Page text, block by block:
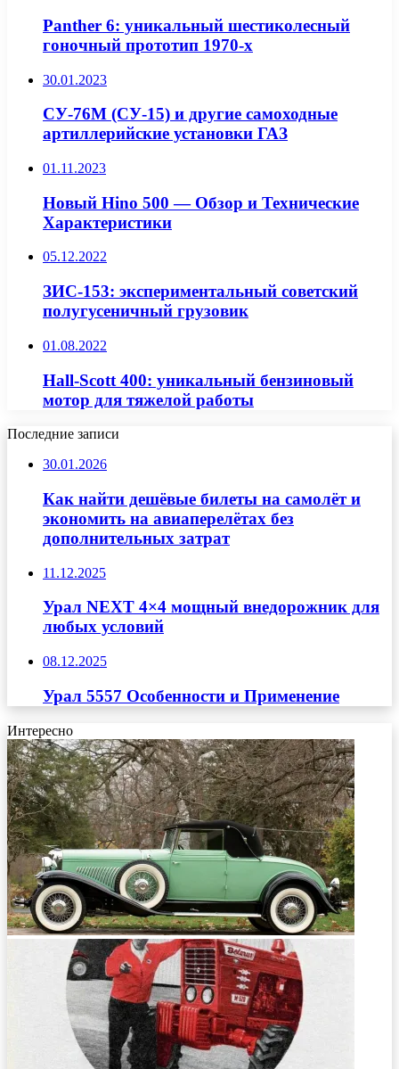
Panther 6: уникальный шестиколесный
гоночный прототип 1970-х
30.01.2023
СУ-76М (СУ-15) и другие самоходные
артиллерийские установки ГАЗ
01.11.2023
Новый Hino 500 — Обзор и Технические
Характеристики
05.12.2022
ЗИС-153: экспериментальный советский
полугусеничный грузовик
01.08.2022
Hall-Scott 400: уникальный бензиновый
мотор для тяжелой работы
Последние записи
30.01.2026
Как найти дешёвые билеты на самолёт и
экономить на авиаперелётах без
дополнительных затрат
11.12.2025
Урал NEXT 4×4 мощный внедорожник для
любых условий
08.12.2025
Урал 5557 Особенности и Применение
Интересно